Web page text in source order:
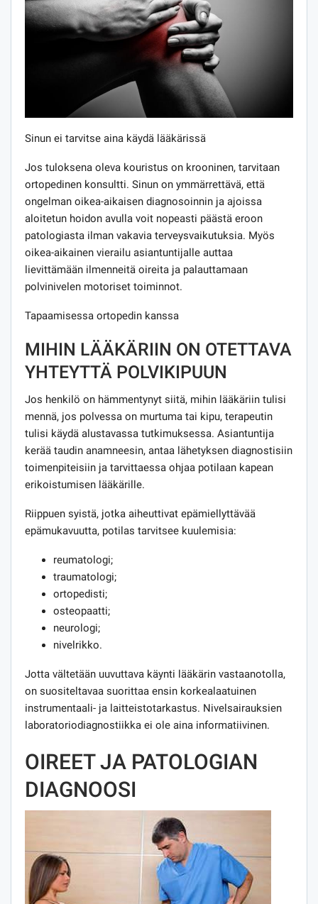
Sinun ei tarvitse aina käydä lääkärissä
Jos tuloksena oleva kouristus on krooninen, tarvitaan
ortopedinen konsultti. Sinun on ymmärrettävä, että
ongelman oikea-aikaisen diagnosoinnin ja ajoissa
aloitetun hoidon avulla voit nopeasti päästä eroon
patologiasta ilman vakavia terveysvaikutuksia. Myös
oikea-aikainen vierailu asiantuntijalle auttaa
lievittämään ilmenneitä oireita ja palauttamaan
polvinivelen motoriset toiminnot.
Tapaamisessa ortopedin kanssa
MIHIN LÄÄKÄRIIN ON OTETTAVA
YHTEYTTÄ POLVIKIPUUN
Jos henkilö on hämmentynyt siitä, mihin lääkäriin tulisi
mennä, jos polvessa on murtuma tai kipu, terapeutin
tulisi käydä alustavassa tutkimuksessa. Asiantuntija
kerää taudin anamneesin, antaa lähetyksen diagnostisiin
toimenpiteisiin ja tarvittaessa ohjaa potilaan kapean
erikoistumisen lääkärille.
Riippuen syistä, jotka aiheuttivat epämiellyttävää
epämukavuutta, potilas tarvitsee kuulemisia:
reumatologi;
traumatologi;
ortopedisti;
osteopaatti;
neurologi;
nivelrikko.
Jotta vältetään uuvuttava käynti lääkärin vastaanotolla,
on suositeltavaa suorittaa ensin korkealaatuinen
instrumentaali- ja laitteistotarkastus. Nivelsairauksien
laboratoriodiagnostiikka ei ole aina informatiivinen.
OIREET JA PATOLOGIAN
DIAGNOOSI